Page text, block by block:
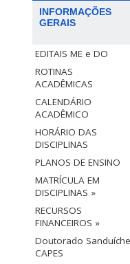
INFORMAÇÕES
GERAIS
EDITAIS ME e DO
ROTINAS
ACADÊMICAS
CALENDÁRIO
ACADÊMICO
HORÁRIO DAS
DISCIPLINAS
PLANOS DE ENSINO
MATRÍCULA EM
DISCIPLINAS »
RECURSOS
FINANCEIROS »
Doutorado Sanduíche
CAPES